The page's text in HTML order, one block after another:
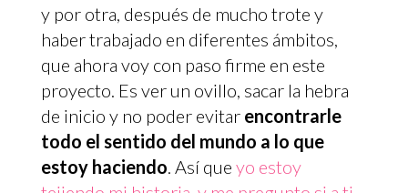
y por otra, después de mucho trote y
haber trabajado en diferentes ámbitos,
que ahora voy con paso firme en este
proyecto. Es ver un ovillo, sacar la hebra
de inicio y no poder evitarencontrarle
todo el sentido del mundo a lo que
estoy haciendo. Así que yo estoy